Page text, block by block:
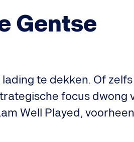
Gentse
te dekken. Of
focus dwong
Well Played,